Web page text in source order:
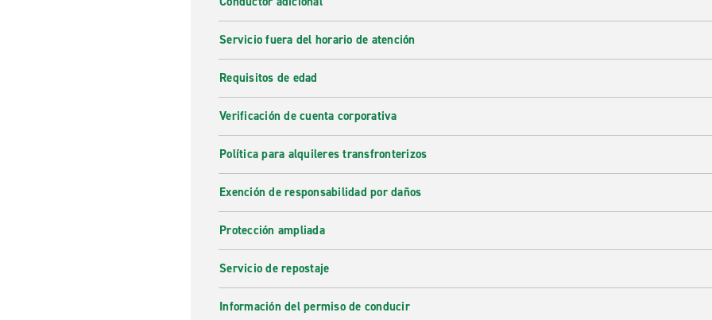
Servicio fuera del horario de atención
Requisitos de edad
Verificación de cuenta corporativa
Política para alquileres transfronterizos
Exención de responsabilidad por daños
Protección ampliada
Servicio de repostaje
Información del permiso de conducir